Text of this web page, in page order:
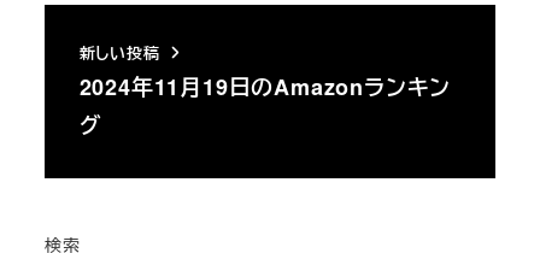
新しい投稿
2024年11月19日のAmazonランキン
グ
検索